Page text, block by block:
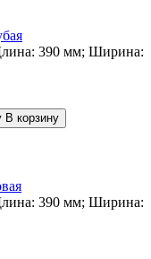
390 мм; Ширина:
В корзину
390 мм; Ширина: